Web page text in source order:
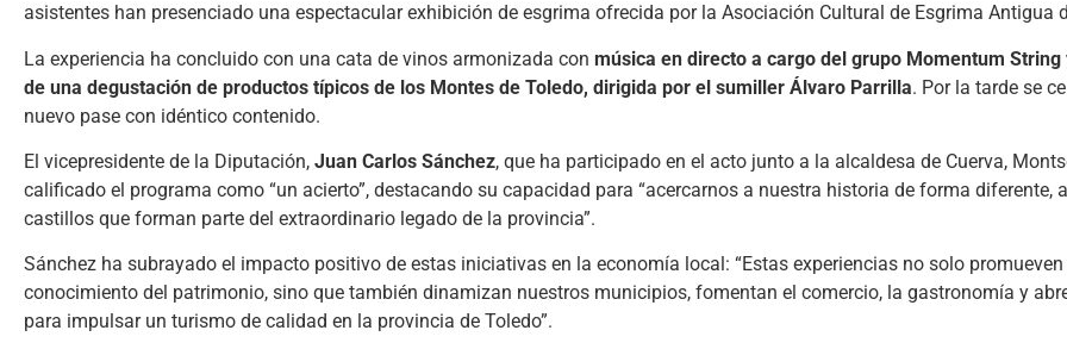
asistentes han presenciado una espectacular exhibición de esgrima ofrecida por la Asociación Cultural de Esgrima Antigua
La experiencia ha concluido con una cata de vinos armonizada con música en directo a cargo del grupo Momentum String
de una degustación de productos típicos de los Montes de Toledo, dirigida por el sumiller Álvaro Parrilla. Por la tarde se
nuevo pase con idéntico contenido.
El vicepresidente de la Diputación, Juan Carlos Sánchez, que ha participado en el acto junto a la alcaldesa de Cuerva,
calificado el programa como “un acierto”, destacando su capacidad para “acercarnos a nuestra historia de forma diferente,
castillos que forman parte del extraordinario legado de la provincia”.
Sánchez ha subrayado el impacto positivo de estas iniciativas en la economía local: “Estas experiencias no solo promueven
conocimiento del patrimonio, sino que también dinamizan nuestros municipios, fomentan el comercio, la gastronomía y
para impulsar un turismo de calidad en la provincia de Toledo”.